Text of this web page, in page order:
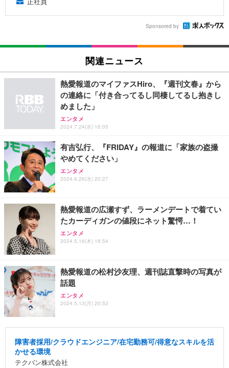
Sponsored by
関連ニュース
熱愛報道のマイファスHiro、『週刊文春』から
の連絡に「付き合ってるし同棲してるし抱きし
めました」
エンタメ
2024.7.24(水) 16:05
有吉弘行、『FRIDAY』の報道に「家族の盗撮
やめてください」
エンタメ
2024.6.26(水) 20:27
熱愛報道の広瀬すず、ラーメンデートで着てい
たカーディガンの値段にネット驚愕…！
エンタメ
2024.5.16(木) 16:54
熱愛報道の松村沙友理、週刊誌直撃時の写真が
話題
エンタメ
2024.5.13(月) 20:53
障害者採用/クラウドエンジニア/在宅勤務可/得意なスキルを活
かせる環境
テクバン株式会社